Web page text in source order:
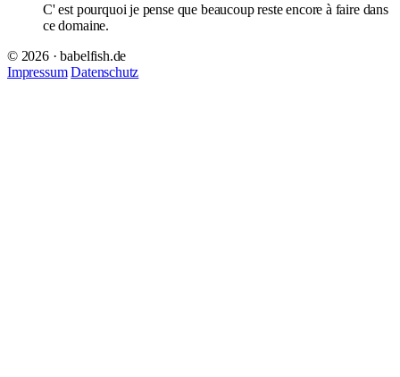
C' est pourquoi je pense que beaucoup reste encore à faire dans
ce domaine.
© 2026 · babelfish.de
Impressum Datenschutz